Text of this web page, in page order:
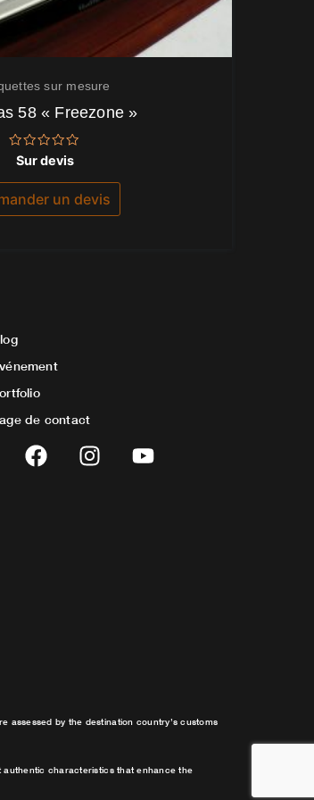
sur mesure
58 « Freezone »
Note
0
sur
Sur devis
un devis
de contact
F
a
I
n
Y
o
assessed by the destination country’s customs
authentic characteristics that enhance the